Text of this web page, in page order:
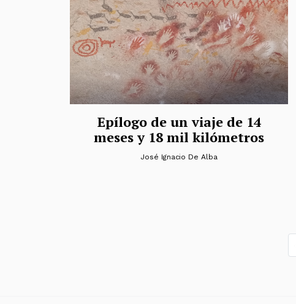
Epílogo de un viaje de 14
meses y 18 mil kilómetros
José Ignacio De Alba